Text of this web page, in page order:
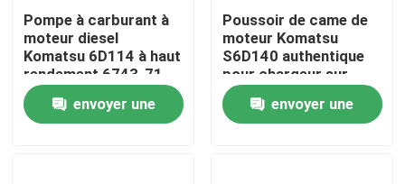
Aperçu
Produits
A propos de nous
Pompe à carburant à
moteur diesel
Komatsu 6D114 à haut
rendement 6743-71-
1131 pour excavatrice
PC300 envoyer une
Poussoir de came de
moteur Komatsu
S6D140 authentique
pour chargeur sur
pneus WA500-3
envoyer une